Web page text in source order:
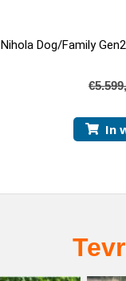
Nihola Dog/Family
€
In